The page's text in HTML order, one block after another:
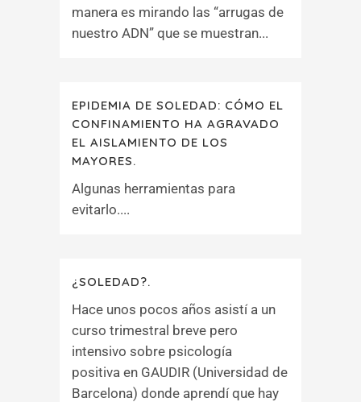
manera es mirando las “arrugas de
nuestro ADN” que se muestran...
EPIDEMIA DE SOLEDAD: CÓMO EL
CONFINAMIENTO HA AGRAVADO
EL AISLAMIENTO DE LOS
MAYORES.
Algunas herramientas para
evitarlo....
¿SOLEDAD?.
Hace unos pocos años asistí a un
curso trimestral breve pero
intensivo sobre psicología
positiva en GAUDIR (Universidad de
Barcelona) donde aprendí que hay